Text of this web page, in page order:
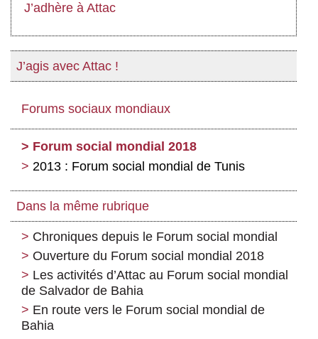
J’adhère à Attac
J’agis avec Attac !
Forums sociaux mondiaux
Forum social mondial 2018
2013 : Forum social mondial de Tunis
Dans la même rubrique
Chroniques depuis le Forum social mondial
Ouverture du Forum social mondial 2018
Les activités d’Attac au Forum social mondial
de Salvador de Bahia
En route vers le Forum social mondial de
Bahia